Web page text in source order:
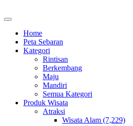
Home
Peta Sebaran
Kategori
Rintisan
Berkembang
Maju
Mandiri
Semua Kategori
Produk Wisata
Atraksi
Wisata Alam (7,229)